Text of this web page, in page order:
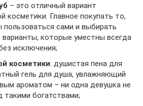
– это отличный вариант
косметики. Главное покупать то,
пользоваться сами и выбирать
варианты, которые уместны всегда
исключения;
косметики: душистая пена для
гель для душа, увлажняющий
ароматом – ни одна девушка не
такими богатствами;